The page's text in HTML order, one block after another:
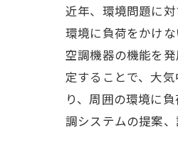
近年、環境問題に
環境に負荷をかけ
空調機器の機能を
定することで、大
り、周囲の環境に
調システムの提案